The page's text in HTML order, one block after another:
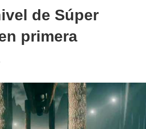
de Súper
primera